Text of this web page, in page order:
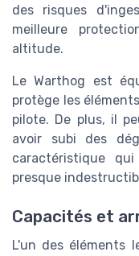
des risques
meilleure
altitude.
Le Warthog est
protège les
pilote. De plus, il
avoir subi des
caractéristique
presque
Capacités et
L'un des éléments